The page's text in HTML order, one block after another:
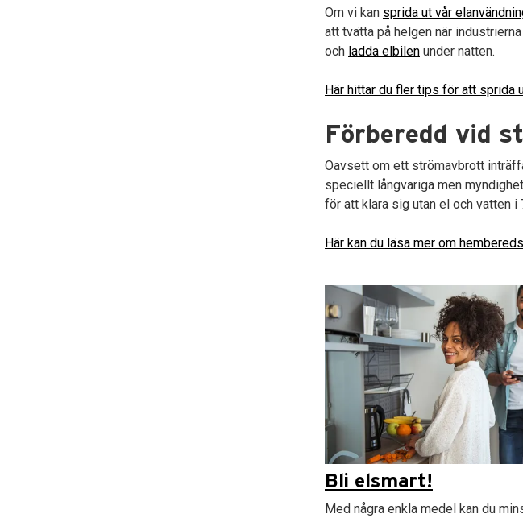
Om vi kan sprida ut vår
att tvätta på helgen när
och ladda elbilen under natten.
Här hittar du fler tips för att sprida
Förberedd vid
Oavsett om ett strömavbrott
speciellt långvariga men
för att klara sig utan el och vatten i
Här kan du läsa mer om
Bli elsmart!
Med några enkla medel kan du